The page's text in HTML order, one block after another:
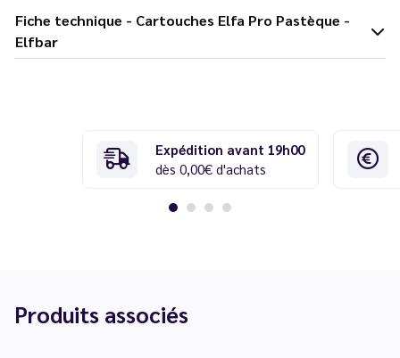
Fiche technique - Cartouches Elfa Pro Pastèque -
Elfbar
Expédition avant 19h00
dès 0,00€ d'achats
Produits associés